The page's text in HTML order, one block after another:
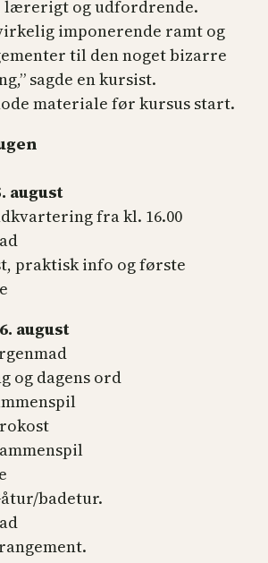
lærerigt og udfordrende.
imponerende ramt og
til den noget bizarre
sagde en kursist.
materiale før kursus start.
august
fra kl. 16.00
praktisk info og første
august
og dagens ord
badetur.